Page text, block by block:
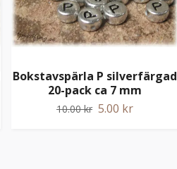
Bokstavspärla P silverfärgad
20-pack ca 7 mm
10.00 kr 5.00 kr